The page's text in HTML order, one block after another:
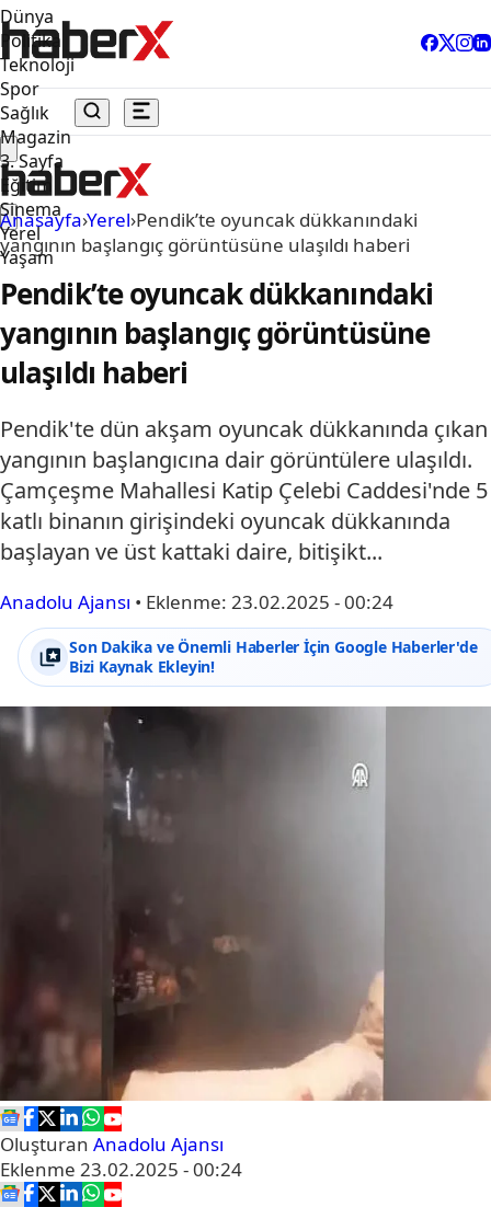
Dünya
Politika
Teknoloji
Spor
Sağlık
Magazin
3. Sayfa
Eğitim
Sinema
Yerel
Yaşam
Anasayfa›Yerel›Pendik’te oyuncak dükkanındaki
yangının başlangıç görüntüsüne ulaşıldı haberi
Pendik’te oyuncak dükkanındaki
yangının başlangıç görüntüsüne
ulaşıldı haberi
Pendik'te dün akşam oyuncak dükkanında çıkan
yangının başlangıcına dair görüntülere ulaşıldı. ​​​​​​​
Çamçeşme Mahallesi Katip Çelebi Caddesi'nde 5
katlı binanın girişindeki oyuncak dükkanında
başlayan ve üst kattaki daire, bitişikt...
Anadolu Ajansı • Eklenme: 23.02.2025 - 00:24
Son Dakika ve Önemli Haberler İçin Google Haberler'de
Bizi Kaynak Ekleyin!
Oluşturan Anadolu Ajansı
Eklenme 23.02.2025 - 00:24